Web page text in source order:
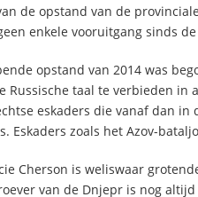
de opstand van de
enkele vooruitgang sinds
opstand van 2014 was
Russische taal te verbieden
eskaders die vanaf dan in
Eskaders zoals het Azov-
Cherson is weliswaar
van de Dnjepr is nog